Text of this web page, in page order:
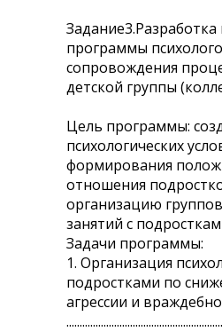
Задание3.Разработка
программы
сопровождения
детской группы
Цель программы:
психологических
формирования
отношения
организацию
занятий с
Задачи программы:
1. Организация
подростками по
агрессии и